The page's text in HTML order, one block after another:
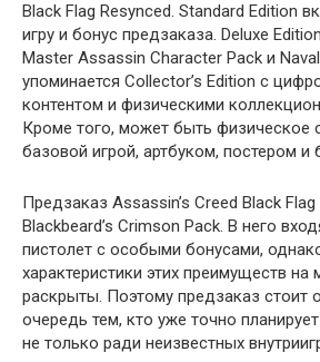
Black Flag Resynced. Standard Edition
игру и бонус предзаказа. Deluxe
Master Assassin Character Pack и
упоминается Collector’s Edition с
контентом и физическими
Кроме того, может быть физическое
базовой игрой, артбуком, постером
Предзаказ Assassin’s Creed Black
Blackbeard’s Crimson Pack. В него
пистолет с особыми бонусами,
характеристики этих преимуществ на
раскрыты. Поэтому предзаказ стоит
очередь тем, кто уже точно
не только ради неизвестных